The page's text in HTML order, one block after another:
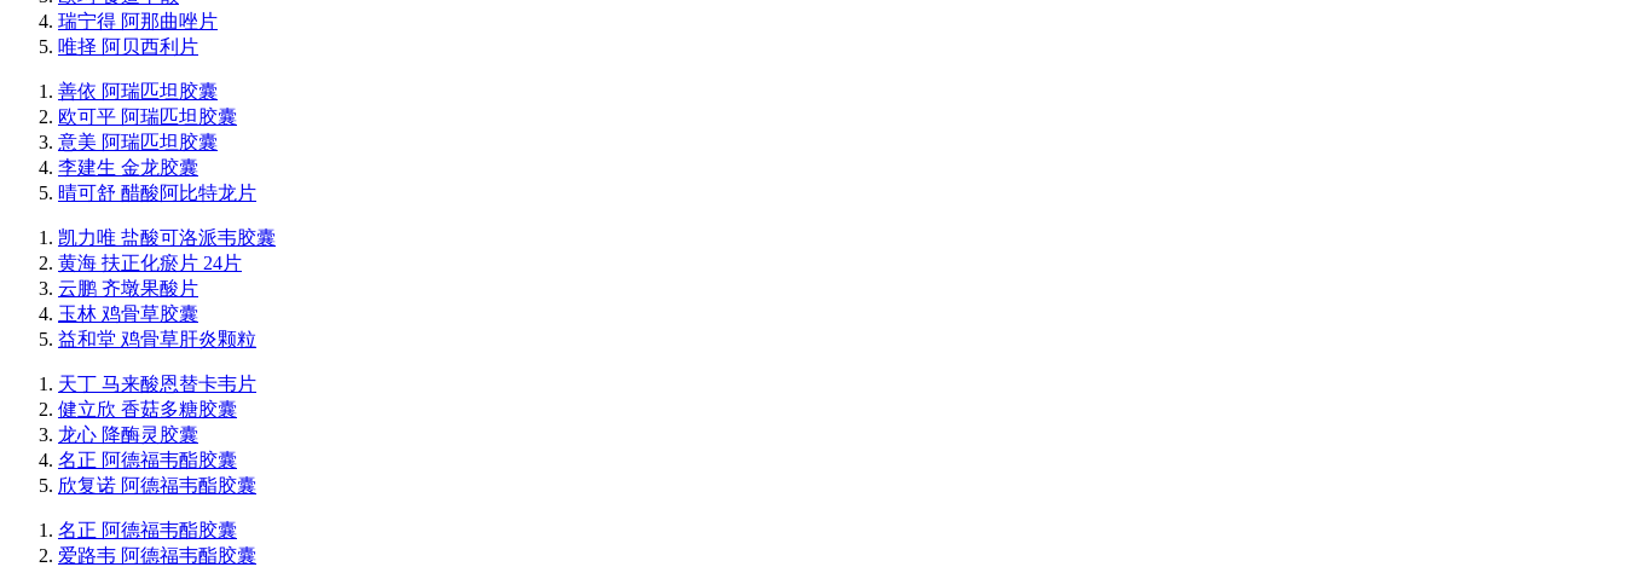
瑞宁得 阿那曲唑片
唯择 阿贝西利片
善依 阿瑞匹坦胶囊
欧可平 阿瑞匹坦胶囊
意美 阿瑞匹坦胶囊
李建生 金龙胶囊
晴可舒 醋酸阿比特龙片
凯力唯 盐酸可洛派韦胶囊
黄海 扶正化瘀片 24片
云鹏 齐墩果酸片
玉林 鸡骨草胶囊
益和堂 鸡骨草肝炎颗粒
天丁 马来酸恩替卡韦片
健立欣 香菇多糖胶囊
龙心 降酶灵胶囊
名正 阿德福韦酯胶囊
欣复诺 阿德福韦酯胶囊
名正 阿德福韦酯胶囊
爱路韦 阿德福韦酯胶囊